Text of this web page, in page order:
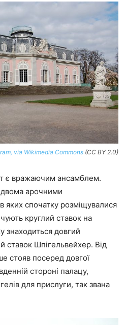
via Wikimedia Commons (CC BY 2.0)
є вражаючим ансамблем.
двома арочними
спочатку розміщувалися
круглий ставок на
знаходиться довгий
ставок Шпігельвейхер. Від
стояв посеред довгої
стороні палацу,
для прислуги, так звана